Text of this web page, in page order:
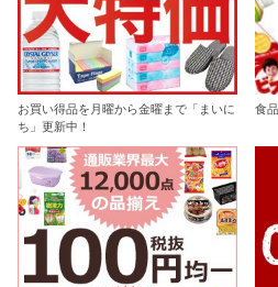
お買い得品を月曜から金曜まで「まいに
ち」更新中！
食